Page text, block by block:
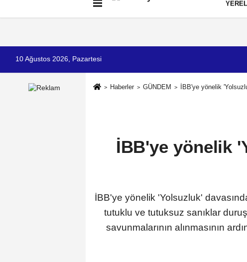
Künye
YEREL
10 Ağustos 2026, Pazartesi
Haberler GÜNDEM İBB'ye yönelik
İBB'ye yönelik
İBB'ye yönelik 'Yolsuzluk'
tutuklu ve tutuksuz sanıklar
savunmalarının alınmasının